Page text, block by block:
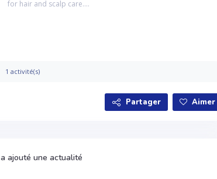
for hair and scalp care....
1 activité(s)
Partager Aimer
a ajouté une actualité